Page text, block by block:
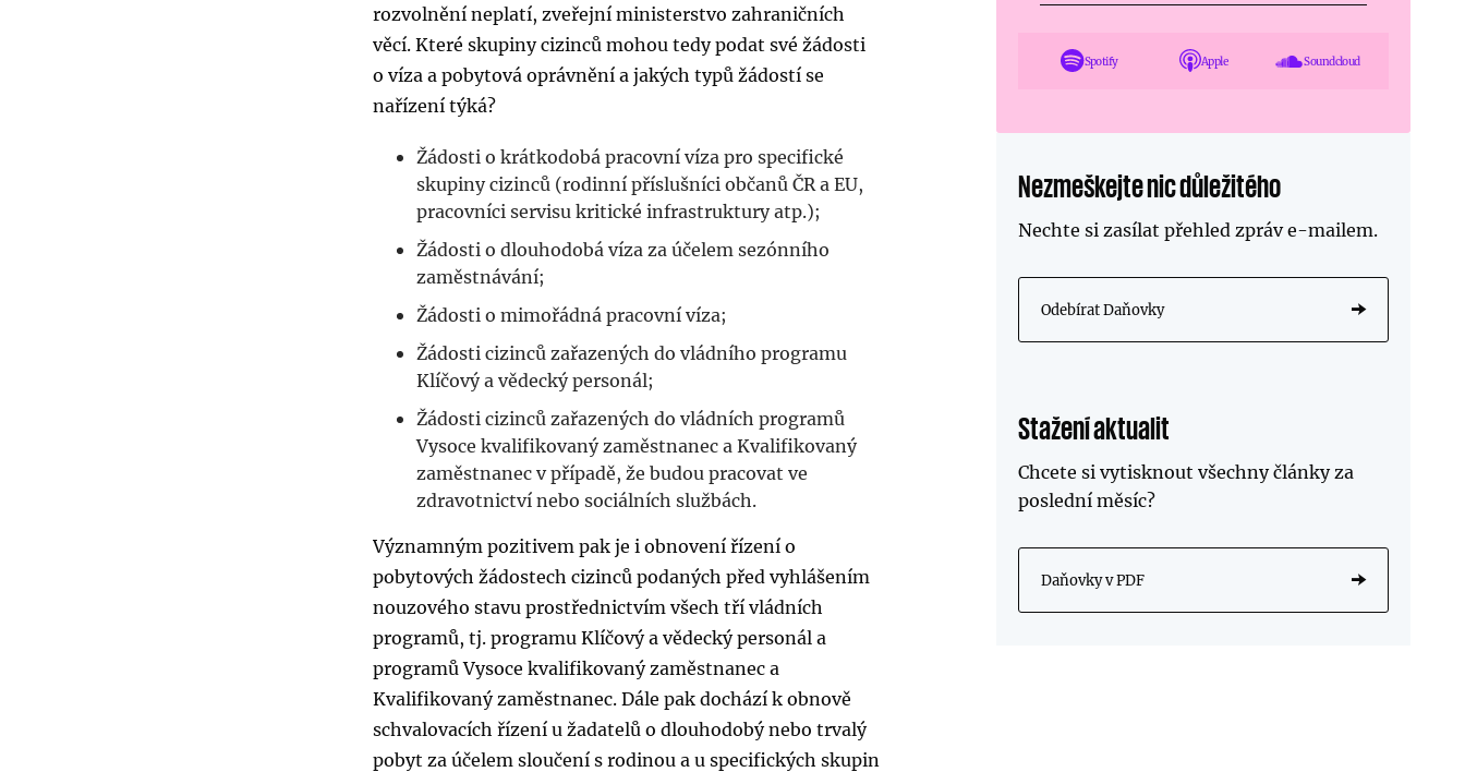
rozvolnění neplatí, zveřejní ministerstvo zahraničních
věcí. Které skupiny cizinců mohou tedy podat své žádosti
o víza a pobytová oprávnění a jakých typů žádostí se
nařízení týká?
Žádosti o krátkodobá pracovní víza pro specifické
skupiny cizinců (rodinní příslušníci občanů ČR a EU,
pracovníci servisu kritické infrastruktury atp.);
Žádosti o dlouhodobá víza za účelem sezónního
zaměstnávání;
Žádosti o mimořádná pracovní víza;
Žádosti cizinců zařazených do vládního programu
Klíčový a vědecký personál;
Žádosti cizinců zařazených do vládních programů
Vysoce kvalifikovaný zaměstnanec a Kvalifikovaný
zaměstnanec v případě, že budou pracovat ve
zdravotnictví nebo sociálních službách.
Významným pozitivem pak je i obnovení řízení o
pobytových žádostech cizinců podaných před vyhlášením
nouzového stavu prostřednictvím všech tří vládních
programů, tj. programu Klíčový a vědecký personál a
programů Vysoce kvalifikovaný zaměstnanec a
Kvalifikovaný zaměstnanec. Dále pak dochází k obnově
schvalovacích řízení u žadatelů o dlouhodobý nebo trvalý
pobyt za účelem sloučení s rodinou a u specifických skupin
Spotify Apple Soundcloud
Nezmeškejte nic důležitého
Nechte si zasílat přehled zpráve-mailem.
Odebírat Daňovky
Stažení aktualit
Chcete si vytisknout všechny články za
poslední měsíc?
Daňovky v PDF